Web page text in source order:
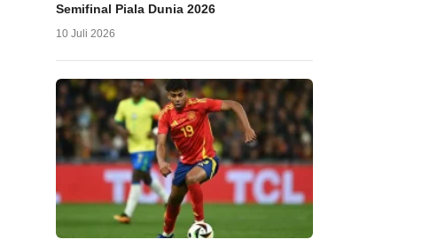
Semifinal Piala Dunia 2026
10 Juli 2026